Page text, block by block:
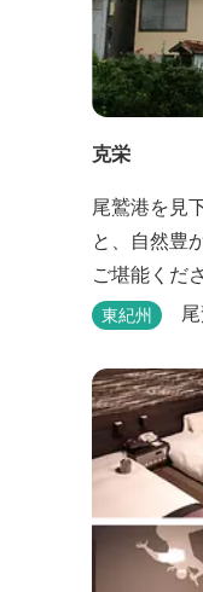
克栄
尾鷲港を見
と、自然豊
ご堪能くだ
東紀州